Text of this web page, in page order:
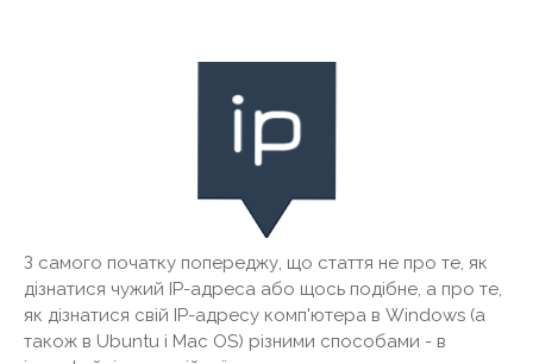
З самого початку попереджу, що стаття не про те, як
дізнатися чужий IP-адреса або щось подібне, а про те,
як дізнатися свій IP-адресу комп'ютера в Windows (а
також в Ubuntu і Mac OS) різними способами - в